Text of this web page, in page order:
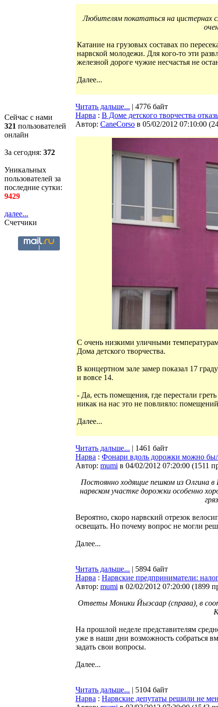
Сейчас с нами
321 пользователей
онлайн
За сегодня: 372
Уникальных
пользователей за
последние сутки:
9429
далее...
Счетчики
Любителям покататься на цистернах
Катание на грузовых составах по
нарвской молодежи. Для кого-то эти
железной дороге чужие несчастья не
Далее...
Читать дальше... | 4776 байт
Нарва : В Доме детского творчества
Автор: CaneCorso в 05/02/2012 07:10:00 (
С очень низкими уличными
Дома детского творчества.
В концертном зале замер показал 17
и вовсе 14.
- Да, есть помещения, где перестали
никак на нас это не повлияло:
Далее...
Читать дальше... | 1461 байт
Нарва : Фонари вдоль дорожки можно
Автор: mumi в 04/02/2012 07:20:00 (1511
Постоянно ходящие пешком из Олгина
нарвском участке дорожки особенно
Вероятно, скоро нарвский отрезок
освещать. Но почему вопрос не могли
Далее...
Читать дальше... | 5894 байт
Нарва : Нарвские предприниматели:
Автор: mumi в 02/02/2012 07:20:00 (1899
Ответы Моники Йыэсаар (справа), в
На прошлой неделе представителям
уже в наши дни возможность собраться
задать свои вопросы.
Далее...
Читать дальше... | 5104 байт
Нарва : Нарвские депутаты решили не